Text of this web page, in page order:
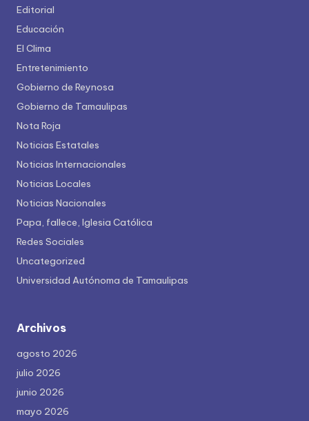
Editorial
Educación
El Clima
Entretenimiento
Gobierno de Reynosa
Gobierno de Tamaulipas
Nota Roja
Noticias Estatales
Noticias Internacionales
Noticias Locales
Noticias Nacionales
Papa, fallece, Iglesia Católica
Redes Sociales
Uncategorized
Universidad Autónoma de Tamaulipas
Archivos
agosto 2026
julio 2026
junio 2026
mayo 2026